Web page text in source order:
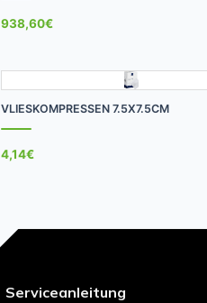
938,60€
VLIESKOMPRESSEN 7.5X7.5CM
4,14€
Serviceanleitung